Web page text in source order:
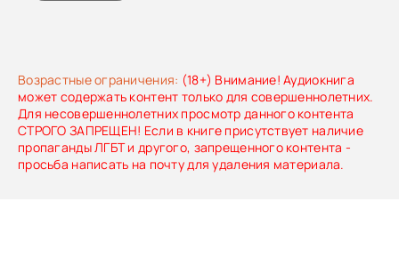
Возрастные ограничения: (18+) Внимание! Аудиокнига
может содержать контент только для совершеннолетних.
Для несовершеннолетних просмотр данного контента
СТРОГО ЗАПРЕЩЕН! Если в книге присутствует наличие
пропаганды ЛГБТ и другого, запрещенного контента -
просьба написать на почту для удаления материала.